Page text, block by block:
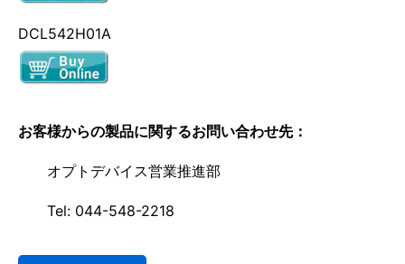
DCL542H01A
お客様からの製品に関するお問い合わせ先：
オプトデバイス営業推進部
Tel: 044-548-2218